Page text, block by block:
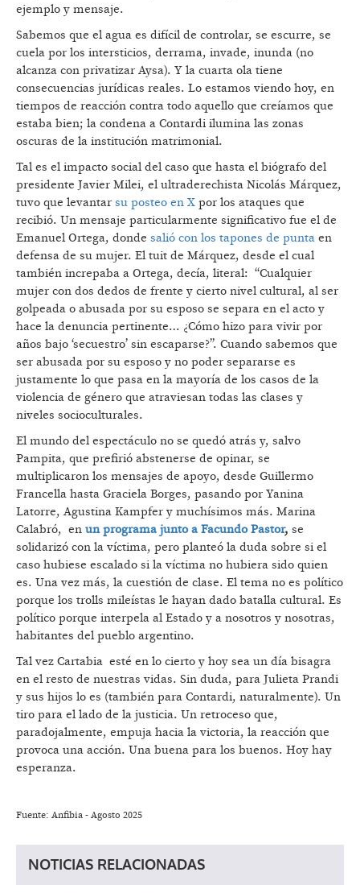
ejemplo y mensaje.
Sabemos que el agua es difícil de controlar, se escurre, se
cuela por los intersticios, derrama, invade, inunda (no
alcanza con privatizar Aysa). Y la cuarta ola tiene
consecuencias jurídicas reales. Lo estamos viendo hoy, en
tiempos de reacción contra todo aquello que creíamos que
estaba bien; la condena a Contardi ilumina las zonas
oscuras de la institución matrimonial.
Tal es el impacto social del caso que hasta el biógrafo del
presidente Javier Milei, el ultraderechista Nicolás Márquez,
tuvo que levantar su posteo en X por los ataques que
recibió. Un mensaje particularmente significativo fue el de
Emanuel Ortega, donde salió con los tapones de punta en
defensa de su mujer. El tuit de Márquez, desde el cual
también increpaba a Ortega, decía, literal: “Cualquier
mujer con dos dedos de frente y cierto nivel cultural, al ser
golpeada o abusada por su esposo se separa en el acto y
hace la denuncia pertinente… ¿Cómo hizo para vivir por
años bajo ‘secuestro’ sin escaparse?”. Cuando sabemos que
ser abusada por su esposo y no poder separarse es
justamente lo que pasa en la mayoría de los casos de la
violencia de género que atraviesan todas las clases y
niveles socioculturales.
El mundo del espectáculo no se quedó atrás y, salvo
Pampita, que prefirió abstenerse de opinar, se
multiplicaron los mensajes de apoyo, desde Guillermo
Francella hasta Graciela Borges, pasando por Yanina
Latorre, Agustina Kampfer y muchísimos más. Marina
Calabró, en un programa junto a Facundo Pastor, se
solidarizó con la víctima, pero planteó la duda sobre si el
caso hubiese escalado si la víctima no hubiera sido quien
es. Una vez más, la cuestión de clase. El tema no es político
porque los trolls mileístas le hayan dado batalla cultural. Es
político porque interpela al Estado y a nosotros y nosotras,
habitantes del pueblo argentino.
Tal vez Cartabia esté en lo cierto y hoy sea un día bisagra
en el resto de nuestras vidas. Sin duda, para Julieta Prandi
y sus hijos lo es (también para Contardi, naturalmente). Un
tiro para el lado de la justicia. Un retroceso que,
paradojalmente, empuja hacia la victoria, la reacción que
provoca una acción. Una buena para los buenos. Hoy hay
esperanza.
Fuente: Anfibia - Agosto 2025
NOTICIAS RELACIONADAS